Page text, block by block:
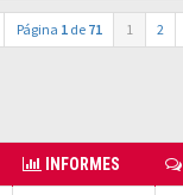
Página 1 de 71 1 2
INFORMES